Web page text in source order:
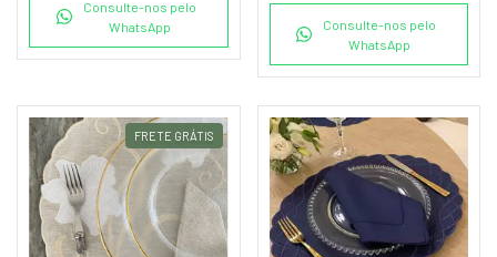
Consulte-nos pelo
WhatsApp
Consulte-nos pelo
WhatsApp
FRETE GRÁTIS